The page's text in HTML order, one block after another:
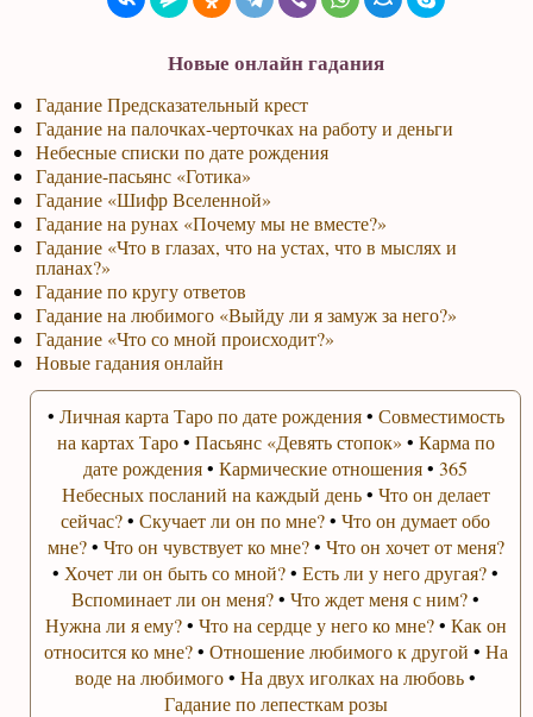
Новые онлайн гадания
Гадание Предсказательный крест
Гадание на палочках-черточках на работу и деньги
Небесные списки по дате рождения
Гадание-пасьянс «Готика»
Гадание «Шифр Вселенной»
Гадание на рунах «Почему мы не вместе?»
Гадание «Что в глазах, что на устах, что в мыслях и
планах?»
Гадание по кругу ответов
Гадание на любимого «Выйду ли я замуж за него?»
Гадание «Что со мной происходит?»
Новые гадания онлайн
• Личная карта Таро по дате рождения• Совместимость
на картах Таро• Пасьянс «Девять стопок» • Карма по
дате рождения•Кармические отношения•365
Небесных посланий на каждый день• Что он делает
сейчас?•Скучает ли он по мне?•Что он думает обо
мне?• Что он чувствует ко мне?• Что он хочет от меня?
• Хочет ли он быть со мной?•Есть ли у него другая?•
Вспоминает ли он меня?•Что ждет меня с ним?•
Нужна ли я ему?• Что на сердце у него ко мне?• Как он
относится ко мне?• Отношение любимого к другой • На
воде на любимого•На двух иголках на любовь•
Гадание по лепесткам розы